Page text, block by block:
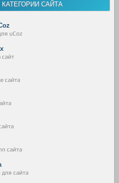
САЙТА
uCoz
сайт
сайта
сайта
сайта